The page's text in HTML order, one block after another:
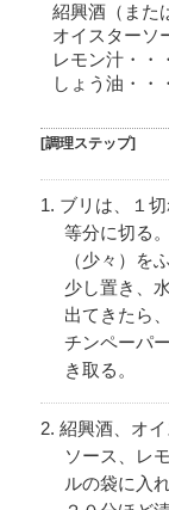
紹興酒（また
オイスターソ
レモン汁・・
しょう油・・
[調理ステップ]
ブリは、１切
等分に切る
（少々）を
少し置き、
出てきたら
チンペーパ
き取る。
紹興酒、オ
ソース、レ
ルの袋に入